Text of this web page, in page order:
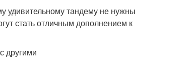
удивительному тандему не нужны
стать отличным дополнением к